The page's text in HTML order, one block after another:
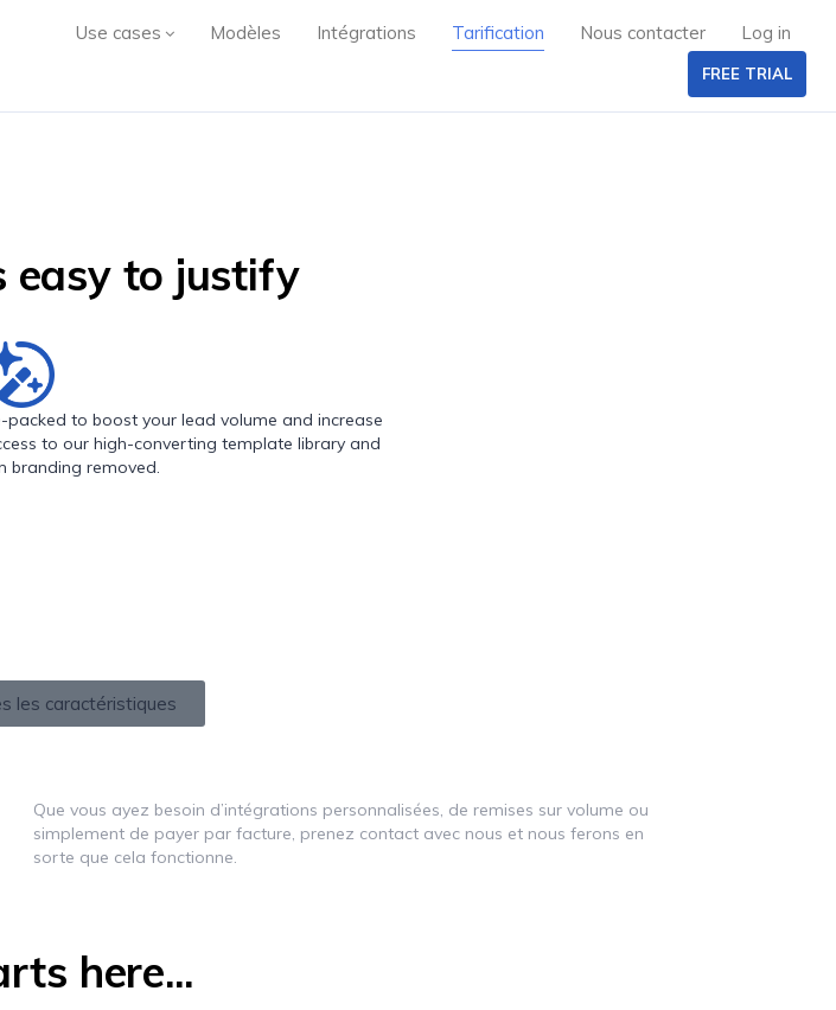
Use cases Modèles Intégrations Tarification Nous contacter Log in
FREE TRIAL
easy to justify
to boost your lead volume and increase
to our high-converting template library and
branding removed.
les caractéristiques
Que vous ayez besoin d’intégrations personnalisées, de remises sur volume ou
simplement de payer par facture, prenez contact avec nous et nous ferons en
sorte que cela fonctionne.
here...